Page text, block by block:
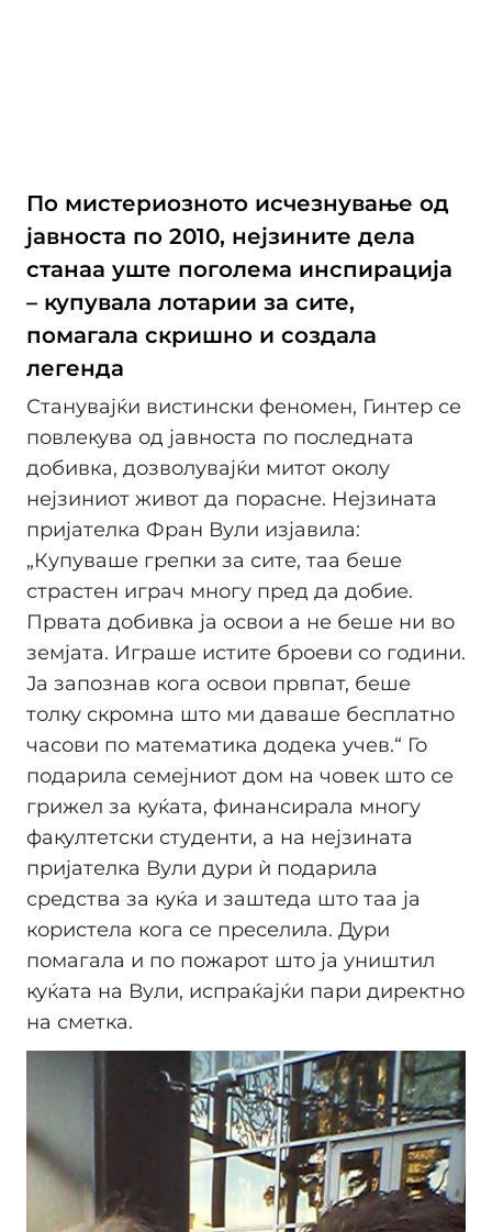
По мистериозното исчезнување од
јавноста по 2010, нејзините дела
станаа уште поголема инспирација
– купувала лотарии за сите,
помагала скришно и создала
легенда
Станувајќи вистински феномен, Гинтер се
повлекува од јавноста по последната
добивка, дозволувајќи митот околу
нејзиниот живот да порасне. Нејзината
пријателка Фран Вули изјавила:
„Купуваше грепки за сите, таа беше
страстен играч многу пред да добие.
Првата добивка ја освои а не беше ни во
земјата. Играшe истите броеви со години.
Ја запознав кога освои првпат, беше
толку скромна што ми даваше бесплатно
часови по математика додека учев.“ Го
подарила семејниот дом на човек што се
грижел за куќата, финансирала многу
факултетски студенти, а на нејзината
пријателка Вули дури ѝ подарила
средства за куќа и заштеда што таа ја
користела кога се преселила. Дури
помагала и по пожарот што ја уништил
куќата на Вули, испраќајќи пари директно
на сметка.